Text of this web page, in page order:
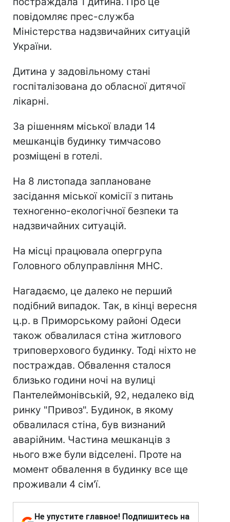
повідомляє прес-служба
Міністерства надзвичайних ситуацій
України.
Дитина у задовільному стані
госпіталізована до обласної дитячої
лікарні.
За рішенням міської влади 14
мешканців будинку тимчасово
розміщені в готелі.
На 8 листопада заплановане
засідання міської комісії з питань
техногенно-екологічної безпеки та
надзвичайних ситуацій.
На місці працювала опергрупа
Головного облуправління МНС.
Нагадаємо, це далеко не перший
подібний випадок. Так, в кінці вересня
ц.р. в Приморському районі Одеси
також обвалилася стіна житлового
триповерхового будинку. Тоді ніхто не
постраждав. Обвалення сталося
близько години ночі на вулиці
Пантелеймонівській, 92, недалеко від
ринку "Привоз". Будинок, в якому
обвалилася стіна, був визнаний
аварійним. Частина мешканців з
нього вже були відселені. Проте на
момент обвалення в будинку все ще
проживали 4 сім'ї.
Не упустите главное! Подпишитесь на